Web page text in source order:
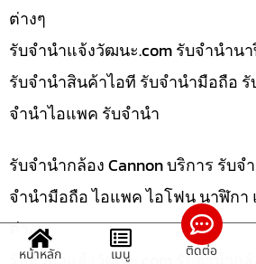
ต่างๆ
รับจํานําแจ้งวัฒนะ.com รับจำนำน
รับจำนำสินค้าไอที รับจำนำมือถือ
จำนำไอแพค รับจำนำ
รับจำนำกล้อง Cannon บริการ รับ
จำนำมือถือ ไอแพค ไอโฟน นาฬิกา
ต่างๆ
หน้าหลัก เมนู ติดต่อ